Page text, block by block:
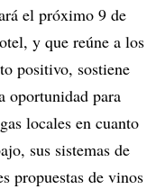
el próximo 9 de
y que reúne a los
positivo, sostiene
oportunidad para
locales en cuanto
sus sistemas de
propuestas de vinos